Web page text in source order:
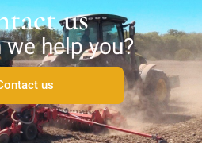
us
help you?
us